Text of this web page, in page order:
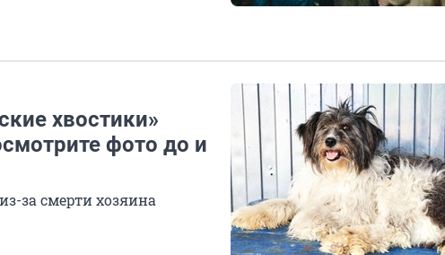
хвостики»
фото до и
за смерти хозяина